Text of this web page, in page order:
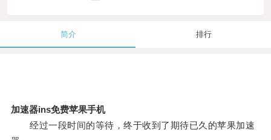
简介 排行
加速器ins免费苹果手机
经过一段时间的等待，终于收到了期待已久的苹果加速